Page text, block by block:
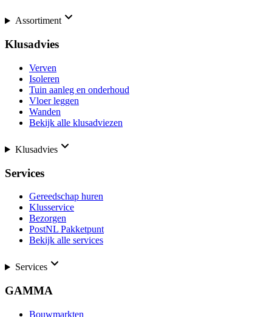
Assortiment
Klusadvies
Verven
Isoleren
Tuin aanleg en onderhoud
Vloer leggen
Wanden
Bekijk alle klusadviezen
Klusadvies
Services
Gereedschap huren
Klusservice
Bezorgen
PostNL Pakketpunt
Bekijk alle services
Services
GAMMA
Bouwmarkten